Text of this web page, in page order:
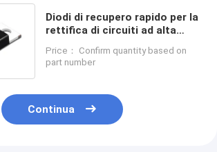
Diodi di recupero rapido per la
rettifica di circuiti ad alta
Price： Confirm quantity based on
part number
Continua